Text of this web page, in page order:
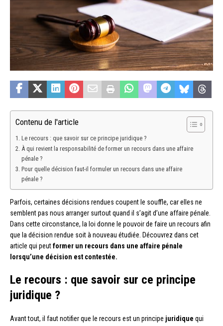
Contenu de l'article
Le recours : que savoir sur ce principe juridique ?
À qui revient la responsabilité de former un recours dans une affaire
pénale ?
Pour quelle décision faut-il formuler un recours dans une affaire
pénale ?
Parfois, certaines décisions rendues coupent le souffle, car elles ne
semblent pas nous arranger surtout quand il s’agit d’une affaire pénale.
Dans cette circonstance, la loi donne le pouvoir de faire un recours afin
que la décision rendue soit à nouveau étudiée. Découvrez dans cet
article qui peutformer un recours dans une affaire pénale
lorsqu’une décision est contestée.
Le recours : que savoir sur ce principe
juridique ?
Avant tout, il faut notifier que le recours est un principe juridique qui